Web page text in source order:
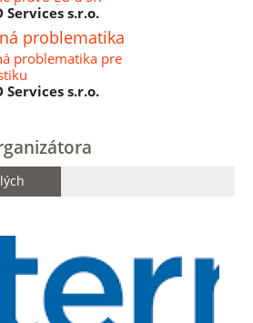
Services s.r.o.
problematika
problematika pre
Services s.r.o.